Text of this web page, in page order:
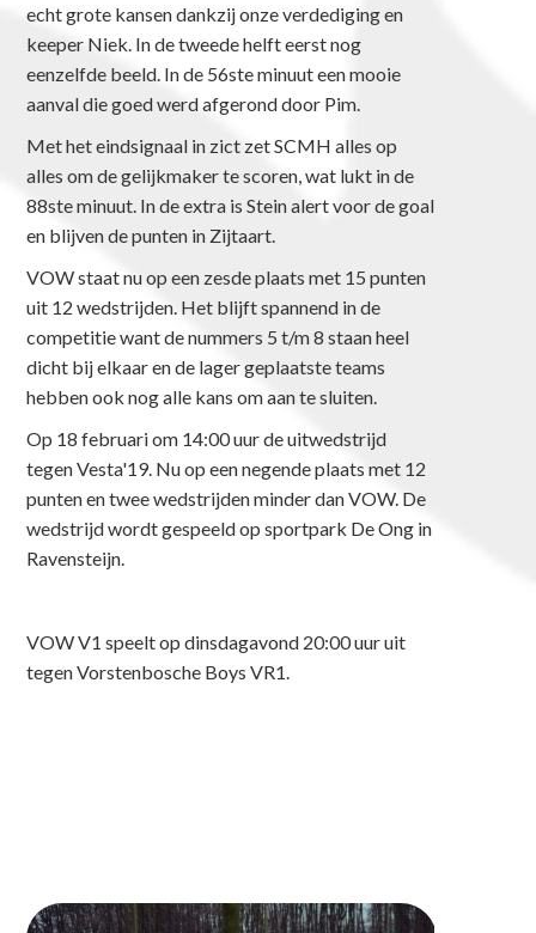
echt grote kansen dankzij onze verdediging en
keeper Niek. In de tweede helft eerst nog
eenzelfde beeld. In de 56ste minuut een mooie
aanval die goed werd afgerond door Pim.
Met het eindsignaal in zict zet SCMH alles op
alles om de gelijkmaker te scoren, wat lukt in de
88ste minuut. In de extra is Stein alert voor de goal
en blijven de punten in Zijtaart.
VOW staat nu op een zesde plaats met 15 punten
uit 12 wedstrijden. Het blijft spannend in de
competitie want de nummers 5 t/m 8 staan heel
dicht bij elkaar en de lager geplaatste teams
hebben ook nog alle kans om aan te sluiten.
Op 18 februari om 14:00 uur de uitwedstrijd
tegen Vesta'19. Nu op een negende plaats met 12
punten en twee wedstrijden minder dan VOW. De
wedstrijd wordt gespeeld op sportpark De Ong in
Ravensteijn.
VOW V1 speelt op dinsdagavond 20:00 uur uit
tegen Vorstenbosche Boys VR1.